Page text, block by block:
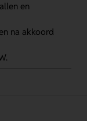
en
na akkoord